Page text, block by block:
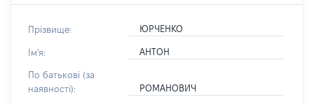
Прізвище: ЮРЧЕНКО
Ім'я: АНТОН
По батькові (за
наявності):
РОМАНОВИЧ